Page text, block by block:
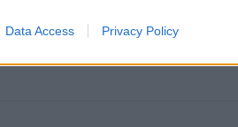
Data Access Privacy Policy
kas graužikus gąsdina labiau nei